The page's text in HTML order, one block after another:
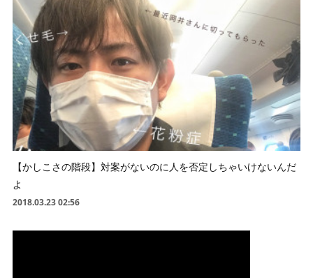
【かしこさの階段】対案がないのに人を否定しちゃいけないんだ
よ
2018.03.23 02:56